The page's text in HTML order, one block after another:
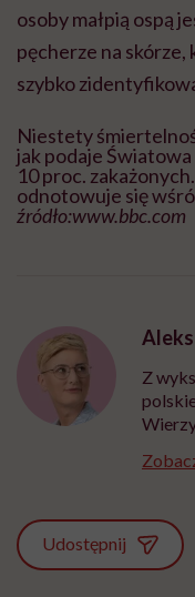
osoby małpią ospą
pęcherze na
szybko
Niestety
jak podaje
10 proc.
odnotowuje się
źródło:www.bbc.com
Z
Udostępnij